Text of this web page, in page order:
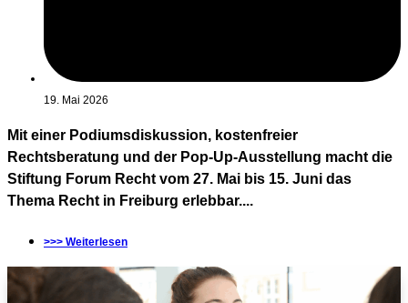
19. Mai 2026
Mit einer Podiumsdiskussion, kostenfreier
Rechtsberatung und der Pop-Up-Ausstellung macht die
Stiftung Forum Recht vom 27. Mai bis 15. Juni das
Thema Recht in Freiburg erlebbar....
>>> Weiterlesen